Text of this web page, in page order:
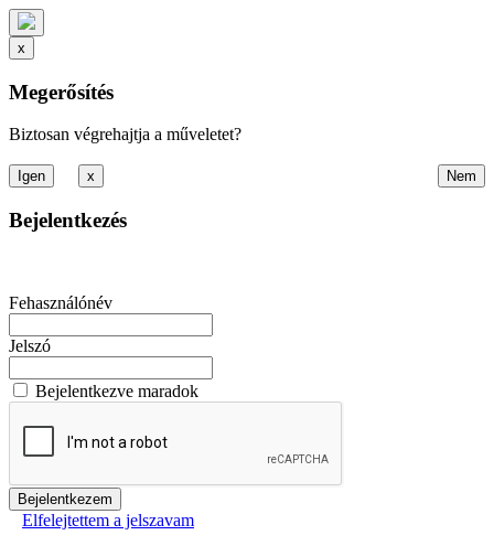
x
Megerősítés
Biztosan végrehajtja a műveletet?
x
Bejelentkezés
Fehasználónév
Jelszó
Bejelentkezve maradok
Elfelejtettem a jelszavam